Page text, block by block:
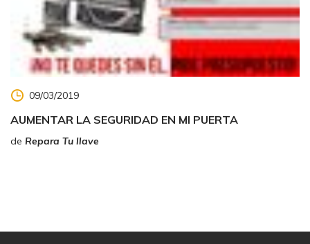
09/03/2019
AUMENTAR LA SEGURIDAD EN MI PUERTA
de Repara Tu llave